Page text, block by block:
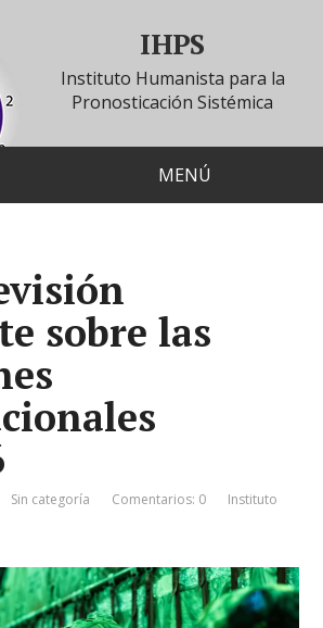
IHPS
Instituto Humanista para la
Pronosticación Sistémica
MENÚ
sobre las
Sin categoría Comentarios: 0
Instituto